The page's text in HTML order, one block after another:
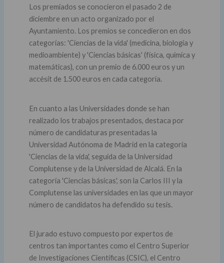
Los premiados se conocieron el pasado 2 de
diciembre en un acto organizado por el
Ayuntamiento. Los premios se concedieron en dos
categorías: 'Ciencias de la vida' (medicina, biología y
medioambiente) y 'Ciencias básicas' (física, química y
matemáticas), con un premio de 6.000 euros y un
accésit de 1.500 euros en cada categoría.
En cuanto a las Universidades donde se han
realizado los trabajos presentados, destaca por
número de candidaturas presentadas la
Universidad Autónoma de Madrid en la categoría
'Ciencias de la vida', seguida de la Universidad
Complutense y de la Universidad de Alcalá. En la
categoría 'Ciencias básicas', son la Carlos III y la
Complutense las universidades en las que un mayor
número de candidatos ha defendido su tesis.
El jurado estuvo compuesto por expertos de
centros tan importantes como el Centro Superior
de Investigaciones Científicas (CSIC), el Centro